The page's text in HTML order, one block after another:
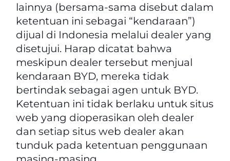
lainnya (bersama-sama disebut dalam
ketentuan ini sebagai “kendaraan”)
dijual di Indonesia melalui dealer yang
disetujui. Harap dicatat bahwa
meskipun dealer tersebut menjual
kendaraan BYD, mereka tidak
bertindak sebagai agen untuk BYD.
Ketentuan ini tidak berlaku untuk situs
web yang dioperasikan oleh dealer
dan setiap situs web dealer akan
tunduk pada ketentuan penggunaan